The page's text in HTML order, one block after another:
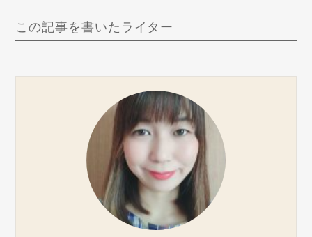
この記事を書いたライター